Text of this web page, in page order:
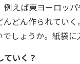
えば東ヨーロッ
どん作られてい
しょうか。紙袋
いく？